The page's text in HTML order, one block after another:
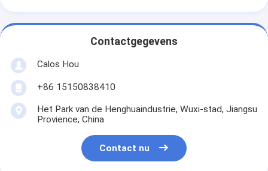
Contactgegevens
Calos Hou
+86 15150838410
Het Park van de Henghuaindustrie, Wuxi-stad, Jiangsu
Provience, China
Contact nu